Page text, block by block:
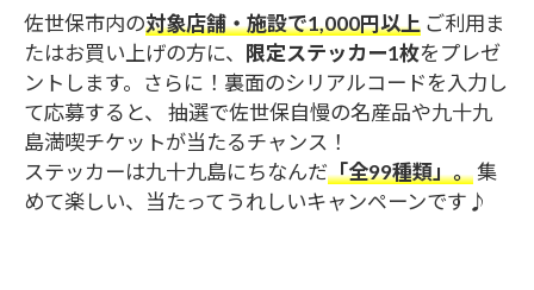
佐世保市内の対象店舗・施設で1,000円以上 ご利用ま
たはお買い上げの方に、 限定ステッカー1枚をプレゼ
ントします。さらに！裏面のシリアルコードを入力し
て応募すると、 抽選で佐世保自慢の名産品や九十九
島満喫チケットが当たるチャンス！
ステッカーは九十九島にちなんだ「全99種類」。集
めて楽しい、当たってうれしいキャンペーンです♪